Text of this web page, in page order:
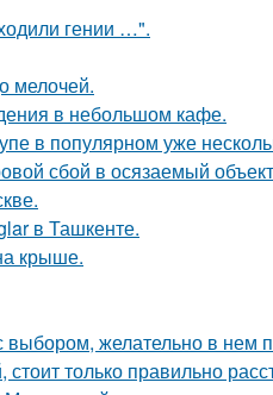
гении …".
мелочей.
в небольшом кафе.
в популярном уже
сбой в осязаемый
в Ташкенте.
крыше.
выбором, желательно в нем
только правильно